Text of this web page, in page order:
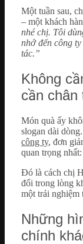
Một tuần sau,
– một khách
nhé chị. Tôi
nhớ đến công
tác.”
Không
cần chân
Món quà ấy
slogan dài
công ty, đơn
quan trọng
Đó là cách chị
đối trong lòng
một trải nghiệm
Những
chính